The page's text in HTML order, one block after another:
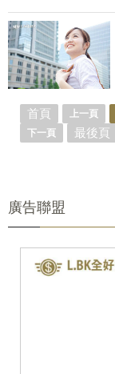
首頁 上一頁
下一頁
最後頁
廣告聯盟